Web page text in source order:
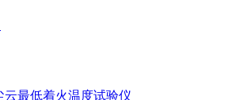
云最低着火温度试验仪